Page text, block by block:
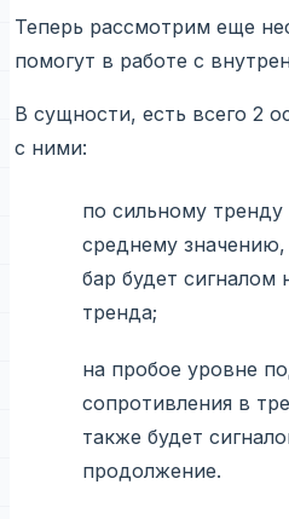
Теперь рассмотрим еще
помогут в работе с
В сущности, есть всего 2
с ними:
по сильному тренду
среднему
бар будет сигналом
тренда;
на пробое уровне
сопротивления в
также будет
продолжение.